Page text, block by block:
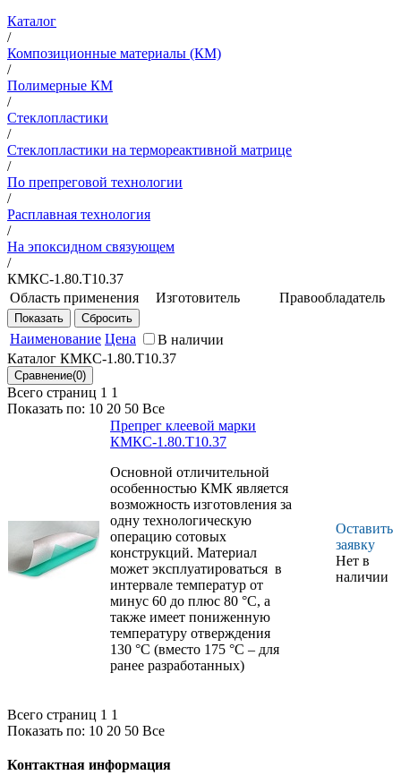
Каталог
/
Композиционные материалы (КМ)
/
Полимерные КМ
/
Стеклопластики
/
Стеклопластики на термореактивной матрице
/
По препреговой технологии
/
Расплавная технология
/
На эпоксидном связующем
/
КМКС-1.80.Т10.37
Область применения
Предназначен для
изготовления
деталей
конструкционного
назначения из
стеклопластика.
Изготовитель
институт" -
Правообладатель
Наименование Цена
В наличии
Каталог КМКС-1.80.Т10.37
Всего страниц 1 1
Показать по: 10 20 50 Все
Препрег клеевой марки
КМКС-1.80.Т10.37
Основной отличительной
особенностью КМК является
возможность изготовления за
одну технологическую
операцию сотовых
конструкций. Материал
может эксплуатироваться в
интервале температур от
минус 60 до плюс 80 °С, а
также имеет пониженную
температуру отверждения
130 °С (вместо 175 °С – для
ранее разработанных)
Оставить
заявку
Нет в
наличии
Всего страниц 1 1
Показать по: 10 20 50 Все
Контактная информация